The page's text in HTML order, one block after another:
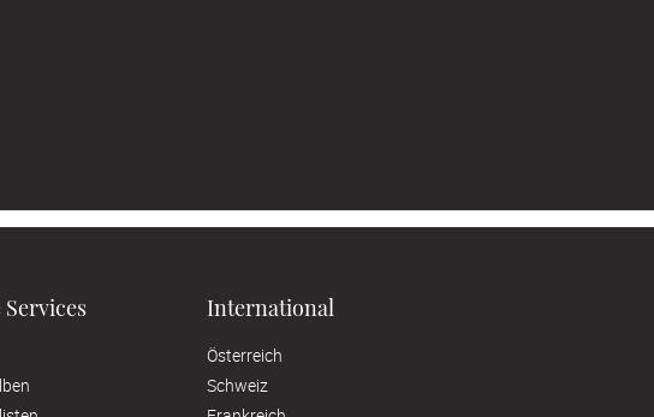
International
Österreich
Schweiz